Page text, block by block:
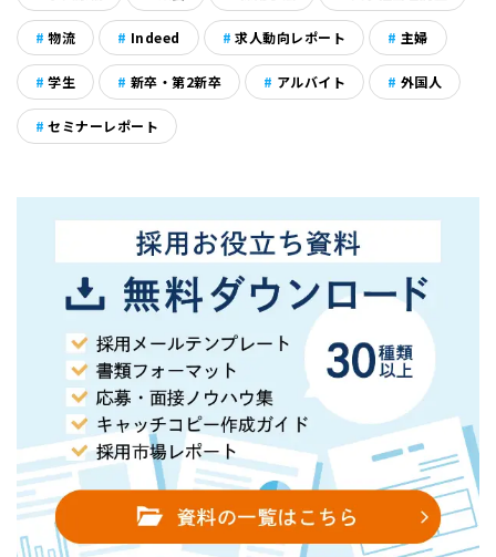
物流 Indeed 求人動向レポート 主婦
学生 新卒・第2新卒 アルバイト 外国人
セミナーレポート